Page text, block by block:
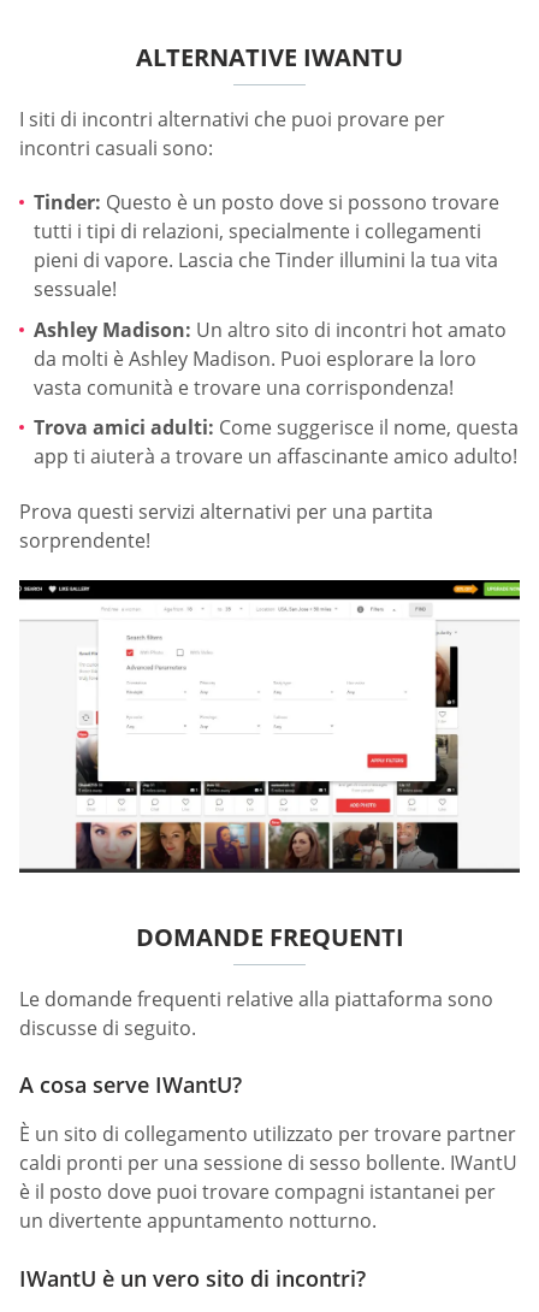
ALTERNATIVE IWANTU
I siti di incontri alternativi che puoi provare per
incontri casuali sono:
Tinder: Questo è un posto dove si possono trovare
tutti i tipi di relazioni, specialmente i collegamenti
pieni di vapore. Lascia che Tinder illumini la tua vita
sessuale!
Ashley Madison: Un altro sito di incontri hot amato
da molti è Ashley Madison. Puoi esplorare la loro
vasta comunità e trovare una corrispondenza!
Trova amici adulti: Come suggerisce il nome, questa
app ti aiuterà a trovare un affascinante amico adulto!
Prova questi servizi alternativi per una partita
sorprendente!
DOMANDE FREQUENTI
Le domande frequenti relative alla piattaforma sono
discusse di seguito.
A cosa serve IWantU?
È un sito di collegamento utilizzato per trovare partner
caldi pronti per una sessione di sesso bollente. IWantU
è il posto dove puoi trovare compagni istantanei per
un divertente appuntamento notturno.
IWantU è un vero sito di incontri?